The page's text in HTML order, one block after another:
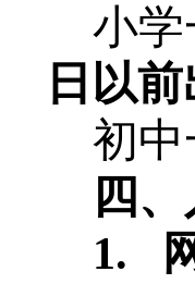
小
日以
初
四
1.